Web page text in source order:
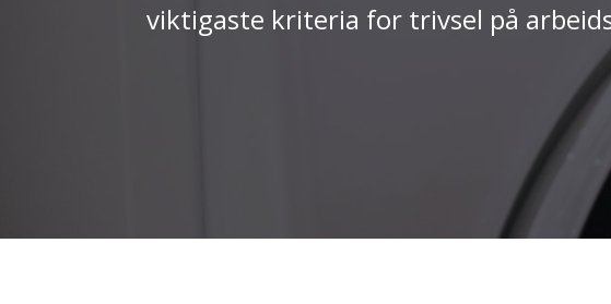
viktigaste kriteria for trivsel på